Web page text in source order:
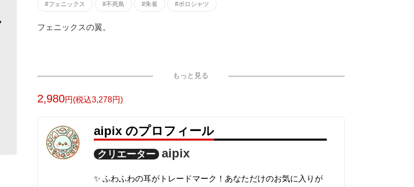
#フェニックス #不死鳥 #朱雀 #ポロシャツ
フェニックスの翼。
もっと見る
2,980円(税込3,278円)
aipix のプロフィール
クリエーター aipix
✨ ふわふわの耳がトレードマーク！あなただけのお気に入りが